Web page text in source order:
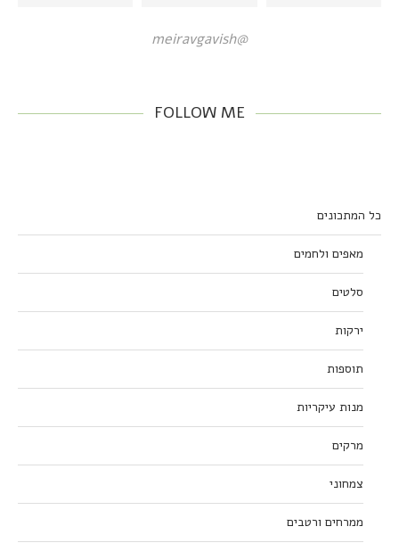
@meiravgavish
FOLLOW ME
כל המתכונים
מאפים ולחמים
סלטים
ירקות
תוספות
מנות עיקריות
מרקים
צמחוני
ממרחים ורטבים